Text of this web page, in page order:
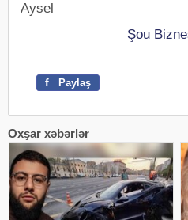
Aysel
Şou
f Paylaş
Oxşar xəbərlər